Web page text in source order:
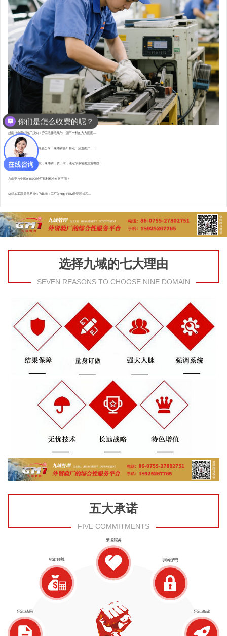
越南社会责任验厂须知：劳工法律法规与中国不一样的方方面面...
东南亚资深验厂顾问的经验分享：柬埔寨验厂特点 : 涵盖面广，...
直赴柬埔寨，为验厂护航，柬埔寨工资工时，法定节假需要注意哪些...
东南亚与中国的BSCI验厂福利标准有何不同？
纺织加工跃居世界首位的越南：工厂做Higg FEM验证现状和...
选择九域的七大理由
SEVEN REASONS TO CHOOSE NINE DOMAIN
五大承诺
FIVE COMMITMENTS
你们是怎么收费的呢？